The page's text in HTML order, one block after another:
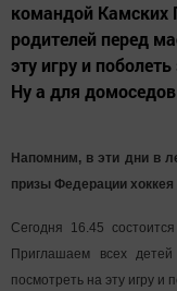
командой Камских
родителей перед
эту игру и
Ну а для
Напомним, в эти дни в
призы Федерации хоккея
Сегодня 16.45
Приглашаем всех
посмотреть на эту игру и